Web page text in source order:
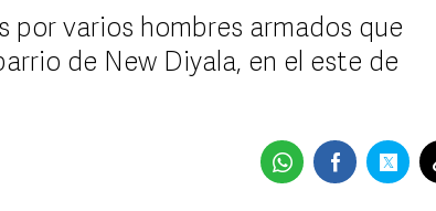
por varios hombres armados que
de New Diyala, en el este de